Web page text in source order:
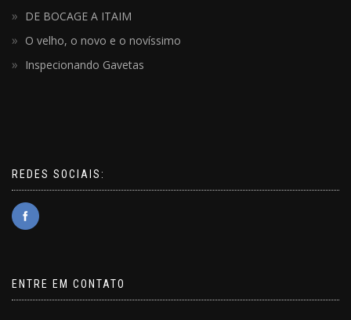
DE BOCAGE A ITAIM
O velho, o novo e o novíssimo
Inspecionando Gavetas
REDES SOCIAIS:
ENTRE EM CONTATO